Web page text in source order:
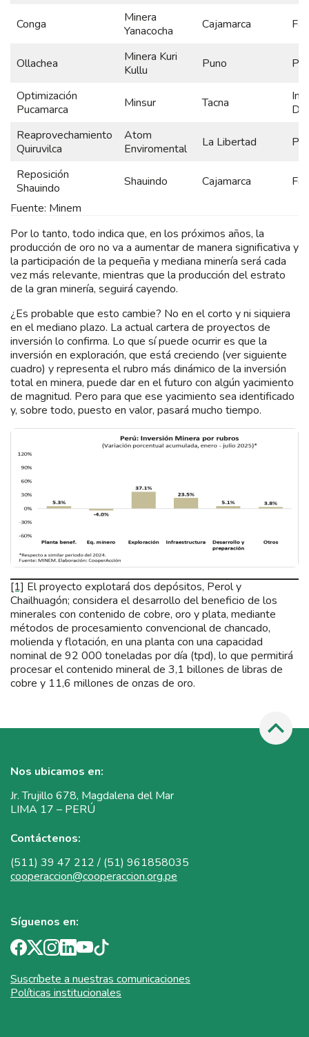
Conga
Minera
Yanacocha
Cajamarca
Ollachea
Minera Kuri
Kullu
Puno
Optimización
Pucamarca
Minsur Tacna
Reaprovechamiento
Quiruvilca
Atom
Enviromental
La Libertad
Reposición
Shauindo
Shauindo Cajamarca
Fuente: Minem
Por lo tanto, todo indica que, en los próximos años, la
producción de oro no va a aumentar de manera significativa y
la participación de la pequeña y mediana minería será cada
vez más relevante, mientras que la producción del estrato
de la gran minería, seguirá cayendo.
¿Es probable que esto cambie? No en el corto y ni siquiera
en el mediano plazo. La actual cartera de proyectos de
inversión lo confirma. Lo que sí puede ocurrir es que la
inversión en exploración, que está creciendo (ver siguiente
cuadro) y representa el rubro más dinámico de la inversión
total en minera, puede dar en el futuro con algún yacimiento
de magnitud. Pero para que ese yacimiento sea identificado
y, sobre todo, puesto en valor, pasará mucho tiempo.
[1] El proyecto explotará dos depósitos, Perol y
Chailhuagón; considera el desarrollo del beneficio de los
minerales con contenido de cobre, oro y plata, mediante
métodos de procesamiento convencional de chancado,
molienda y flotación, en una planta con una capacidad
nominal de 92 000 toneladas por día (tpd), lo que permitirá
procesar el contenido mineral de 3,1 billones de libras de
cobre y 11,6 millones de onzas de oro.
Nos ubicamos en:
Jr. Trujillo 678, Magdalena del Mar
LIMA 17 – PERÚ
Contáctenos:
(511) 39 47 212 / (51) 961858035
cooperaccion@cooperaccion.org.pe
Síguenos en:
Suscríbete a nuestras comunicaciones
Políticas institucionales